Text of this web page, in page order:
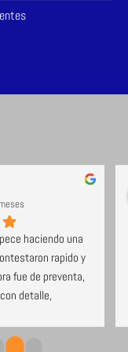
haciendo una
rapido y
fue de preventa,
detalle,